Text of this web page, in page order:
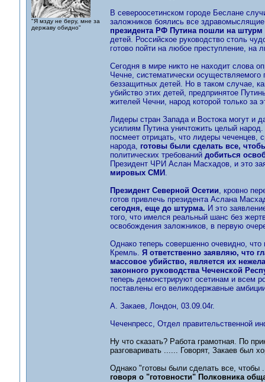
"Я мзду не беру, мне за
державу обидно"
В североосетинском городе Беслане
заложников боялись все
президента РФ Путина пошли на
детей. Российское руководство столь
готово пойти на любое преступление,
Сегодня в мире никто не находит слова
Чечне, систематически
беззащитных детей. Но в таком случае,
убийство этих детей, предпринятое
жителей Чечни, народ которой только за
Лидеры стран Запада и Востока могут и
усилиям Путина уничтожить целый народ.
посмеет отрицать, что лидеры чеченцев,
народа, готовы были сделать все,
политических требований добиться
Президент ЧРИ Аслан Масхадов, и это
мировых СМИ .
Президент Северной Осетии, кровно
готов привлечь президента Аслана
сегодня, еще до штурма. И это
того, что имелся реальный шанс без
освобождения заложников, в первую
Однако теперь совершенно очевидно,
Кремль. Я ответственно заявляю, что
массовое убийство, является их
законного руководства Чеченской
теперь демонстрируют осетинам и всем
поставлены его великодержавные
А. Закаев, Лондон, 03.09.04г.
Чеченпресс, Отдел правительственной
Ну что сказать? Работа грамотная. По
разговаривать ...... Говорят, Закаев был
Однако "готовы были сделать все, чтобы
говоря о "готовности" Полковника